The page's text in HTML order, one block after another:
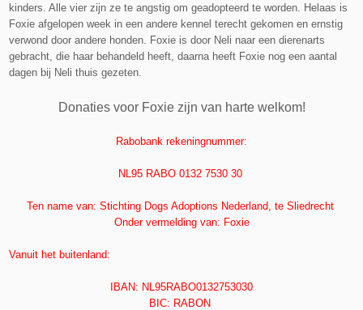
kinders. Alle vier zijn ze te angstig om geadopteerd te worden. Helaas is
Foxie afgelopen week in een andere kennel terecht gekomen en ernstig
verwond door andere honden. Foxie is door Neli naar een dierenarts
gebracht, die haar behandeld heeft, daarna heeft Foxie nog een aantal
dagen bij Neli thuis gezeten.
Donaties voor Foxie zijn van harte welkom!
Rabobank rekeningnummer:
NL95 RABO 0132 7530 30
Ten name van: Stichting Dogs Adoptions Nederland, te Sliedrecht
Onder vermelding van: Foxie
Vanuit het buitenland:
IBAN: NL95RABO0132753030
BIC: RABON